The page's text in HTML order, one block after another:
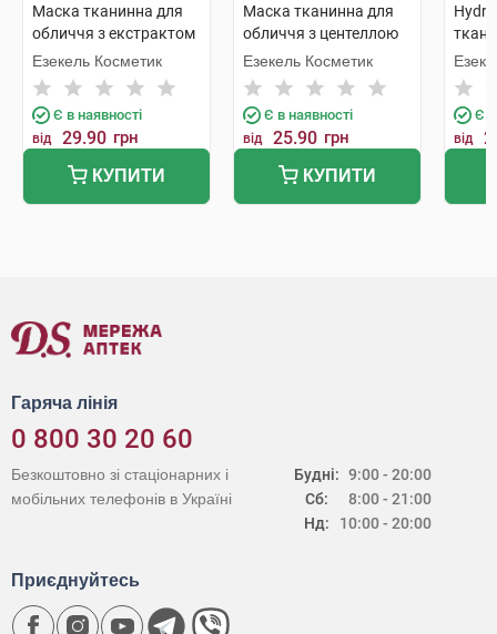
Маска тканинна для
обличчя з екстрактом
авокадо 25 мл 1 шт
Езекель Косметик
Є в наявності
від 29.90 грн
КУПИТИ
Маска тканинна для
обличчя з центеллою
азіатською 25 мл 1 шт
Езекель Косметик
Є в наявності
від 25.90 грн
КУПИТИ
з
Є в
від
Гаряча лінія
0 800 30 20 60
Будні:
Сб:
Нд:
9:00 - 20:00
8:00 - 21:00
10:00 - 20:00
Безкоштовно зі стаціонарних і
мобільних телефонів в Україні
Приєднуйтесь